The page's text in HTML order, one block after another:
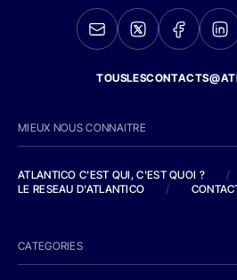
MIEUX NOUS CONNAITRE
ATLANTICO C'EST QUI, C'EST QUOI ?
/
LE RESEAU D'ATLANTICO
/
CATEGORIES